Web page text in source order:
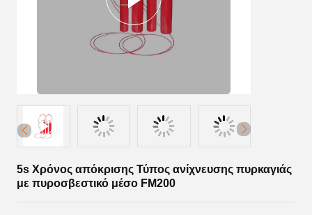
5s Χρόνος απόκρισης Τύπος ανίχνευσης πυρκαγιάς
με πυροσβεστικό μέσο FM200